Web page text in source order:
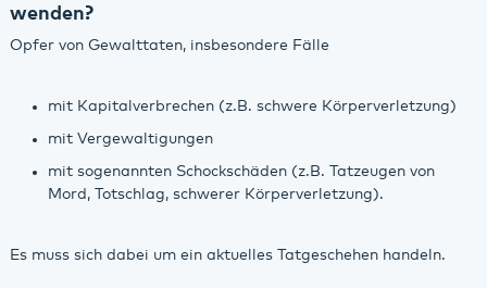
wenden?
Opfer von Gewalttaten, insbesondere Fälle
mit Kapitalverbrechen (z.B. schwere Körperverletzung)
mit Vergewaltigungen
mit sogenannten Schockschäden (z.B. Tatzeugen von
Mord, Totschlag, schwerer Körperverletzung).
Es muss sich dabei um ein aktuelles Tatgeschehen handeln.